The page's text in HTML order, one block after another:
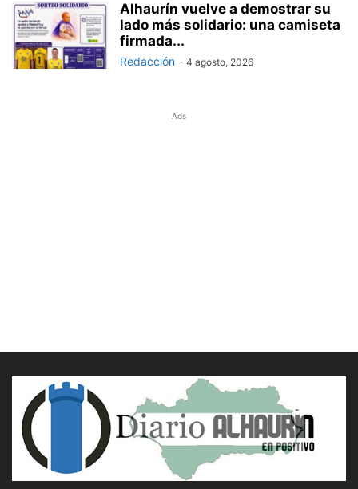
Alhaurín vuelve a demostrar su
lado más solidario: una camiseta
firmada...
Redacción - 4 agosto, 2026
Ads